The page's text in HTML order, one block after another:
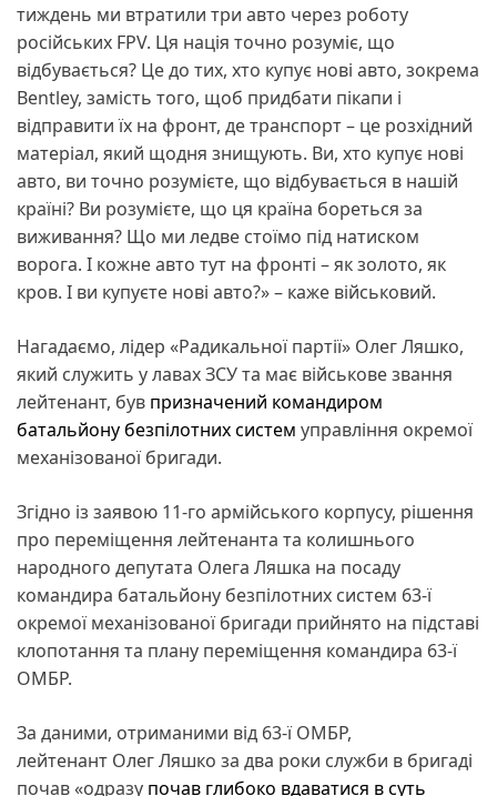
тиждень ми втратили три авто через роботу
російських FPV. Ця нація точно розуміє, що
відбувається? Це до тих, хто купує нові авто, зокрема
Bentley, замість того, щоб придбати пікапи і
відправити їх на фронт, де транспорт – це розхідний
матеріал, який щодня знищують. Ви, хто купує нові
авто, ви точно розумієте, що відбувається в нашій
країні? Ви розумієте, що ця країна бореться за
виживання? Що ми ледве стоїмо під натиском
ворога. І кожне авто тут на фронті – як золото, як
кров. І ви купуєте нові авто?» – каже військовий.
Нагадаємо, лідер «Радикальної партії» Олег Ляшко,
який служить у лавах ЗСУ та має військове звання
лейтенант, був призначений командиром
батальйону безпілотних систем управління окремої
механізованої бригади.
Згідно із заявою 11-го армійського корпусу, рішення
про переміщення лейтенанта та колишнього
народного депутата Олега Ляшка на посаду
командира батальйону безпілотних систем 63-ї
окремої механізованої бригади прийнято на підставі
клопотання та плану переміщення командира 63-ї
ОМБР.
За даними, отриманими від 63-ї ОМБР,
лейтенант Олег Ляшко за два роки служби в бригаді
почав «одразу почав глибоко вдаватися в суть